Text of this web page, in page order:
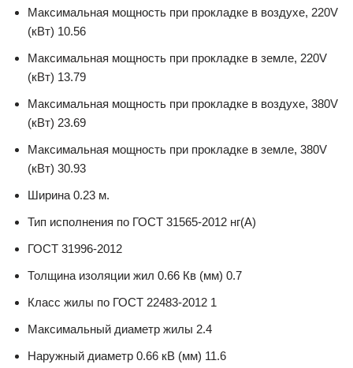
Максимальная мощность при прокладке в воздухе, 220V
(кВт) 10.56
Максимальная мощность при прокладке в земле, 220V
(кВт) 13.79
Максимальная мощность при прокладке в воздухе, 380V
(кВт) 23.69
Максимальная мощность при прокладке в земле, 380V
(кВт) 30.93
Ширина 0.23 м.
Тип исполнения по ГОСТ 31565-2012 нг(А)
ГОСТ 31996-2012
Толщина изоляции жил 0.66 Кв (мм) 0.7
Класс жилы по ГОСТ 22483-2012 1
Максимальный диаметр жилы 2.4
Наружный диаметр 0.66 кВ (мм) 11.6